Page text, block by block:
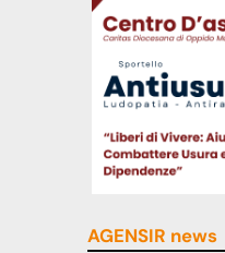
AGENSIR news